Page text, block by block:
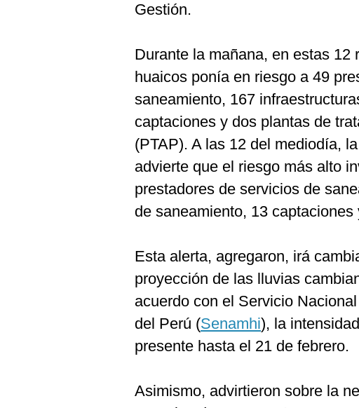
Gestión.
Durante la mañana, en estas 12
huaicos ponía en riesgo a 49
saneamiento, 167
captaciones y dos plantas de
(PTAP). A las 12 del mediodía,
advierte que el riesgo más alto
prestadores de servicios de
de saneamiento, 13 captaciones
Esta alerta, agregaron, irá
proyección de las lluvias
acuerdo con el Servicio
del Perú (Senamhi), la
presente hasta el 21 de febrero.
Asimismo, advirtieron sobre la